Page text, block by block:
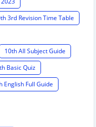
3rd Revision Time Table
10th All Subject Guide
Basic Quiz
English Full Guide